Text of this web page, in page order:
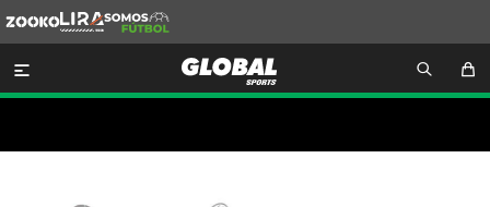
Lira
Somos
Futbol
